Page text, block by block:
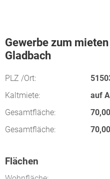
Gewerbe zum
Gladbach
PLZ /Ort:
Kaltmiete:
auf
Gesamtfläche:
Gesamtfläche:
Flächen